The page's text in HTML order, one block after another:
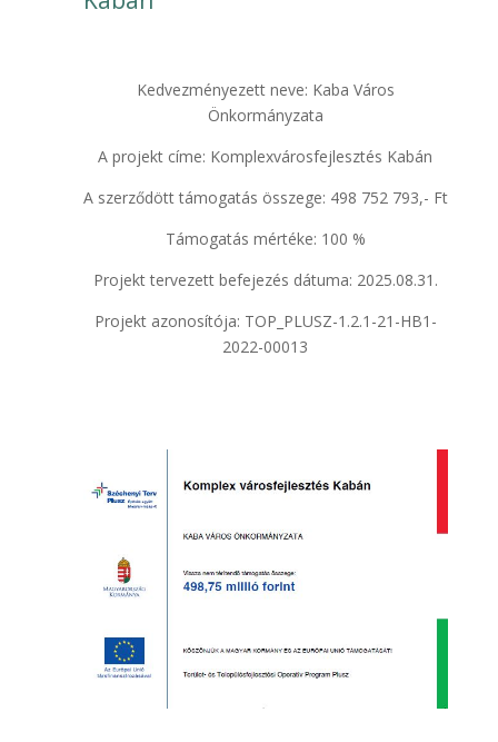
Kedvezményezett neve: Kaba Város
Önkormányzata
A projekt címe: Komplexvárosfejlesztés Kabán
A szerződött támogatás összege: 498 752 793,- Ft
Támogatás mértéke: 100 %
Projekt tervezett befejezés dátuma: 2025.08.31.
Projekt azonosítója: TOP_PLUSZ-1.2.1-21-HB1-
2022-00013